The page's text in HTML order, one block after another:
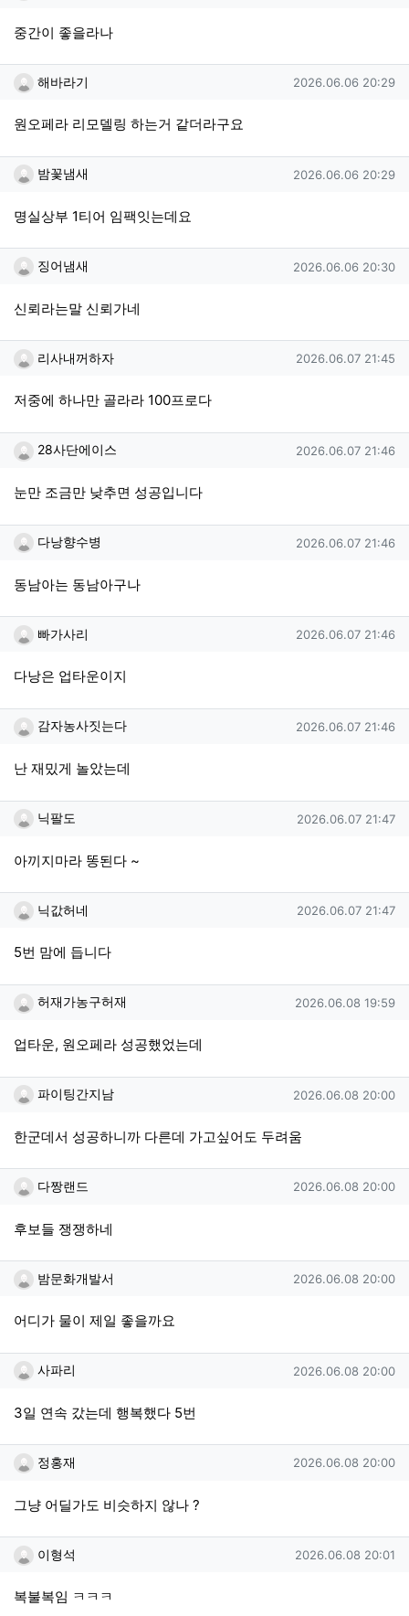
중간이 좋을라나
해바라기님의 댓글
해바라기 작성일
2026.06.06 20:29
원오페라 리모델링 하는거 같더라구요
밤꽃냄새님의 댓글
밤꽃냄새 작성일
2026.06.06 20:29
명실상부 1티어 임팩잇는데요
징어냄새님의 댓글
징어냄새 작성일
2026.06.06 20:30
신뢰라는말 신뢰가네
리사내꺼하자님의 댓글
리사내꺼하자 작성일
2026.06.07 21:45
저중에 하나만 골라라 100프로다
28사단에이스님의 댓글
28사단에이스 작성일
2026.06.07 21:46
눈만 조금만 낮추면 성공입니다
다낭향수병님의 댓글
다낭향수병 작성일
2026.06.07 21:46
동남아는 동남아구나
빠가사리님의 댓글
빠가사리 작성일
2026.06.07 21:46
다낭은 업타운이지
감자농사짓는다님의 댓글
감자농사짓는다 작성일
2026.06.07 21:46
난 재밌게 놀았는데
닉팔도님의 댓글
닉팔도 작성일
2026.06.07 21:47
아끼지마라 똥된다 ~
닉값허네님의 댓글
닉값허네 작성일
2026.06.07 21:47
5번 맘에 듭니다
허재가농구허재님의 댓글
허재가농구허재 작성일
2026.06.08 19:59
업타운, 원오페라 성공했었는데
파이팅간지남님의 댓글
파이팅간지남 작성일
2026.06.08 20:00
한군데서 성공하니까 다른데 가고싶어도 두려움
다짱랜드님의 댓글
다짱랜드 작성일
2026.06.08 20:00
후보들 쟁쟁하네
밤문화개발서님의 댓글
밤문화개발서 작성일
2026.06.08 20:00
어디가 물이 제일 좋을까요
사파리님의 댓글
사파리 작성일
2026.06.08 20:00
3일 연속 갔는데 행복했다 5번
정홍재님의 댓글
정홍재 작성일
2026.06.08 20:00
그냥 어딜가도 비슷하지 않나 ?
이형석님의 댓글
이형석 작성일
2026.06.08 20:01
복불복임 ㅋㅋㅋ